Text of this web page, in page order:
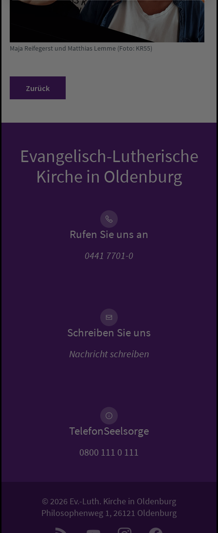
Maja Reifegerst und Matthias Lemme (Foto: KR55)
Zurück
Evangelisch-Lutherische
Kirche in Oldenburg
Rufen Sie uns an
0441 7701-0
Schreiben Sie uns
Nachricht schreiben
TelefonSeelsorge
0800 111 0 111
© 2026 Ev.-Luth. Kirche in Oldenburg
Philosophenweg 1, 26121 Oldenburg